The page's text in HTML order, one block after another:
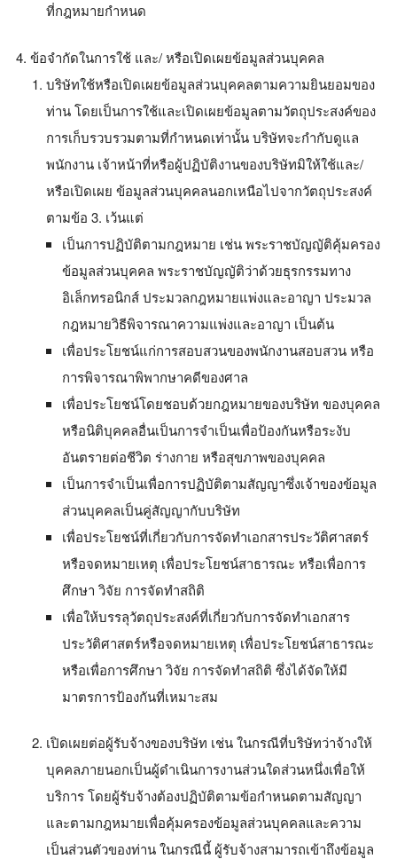
ที่กฎหมายกำหนด
ข้อจำกัดในการใช้ และ/ หรือเปิดเผยข้อมูลส่วนบุคคล
บริษัทใช้หรือเปิดเผยข้อมูลส่วนบุคคลตามความยินยอมของ
ท่าน โดยเป็นการใช้และเปิดเผยข้อมูลตามวัตถุประสงค์ของ
การเก็บรวบรวมตามที่กำหนดเท่านั้น บริษัทจะกำกับดูแล
พนักงาน เจ้าหน้าที่หรือผู้ปฏิบัติงานของบริษัทมิให้ใช้และ/
หรือเปิดเผย ข้อมูลส่วนบุคคลนอกเหนือไปจากวัตถุประสงค์
ตามข้อ 3. เว้นแต่
เป็นการปฏิบัติตามกฎหมาย เช่น พระราชบัญญัติคุ้มครอง
ข้อมูลส่วนบุคคล พระราชบัญญัติว่าด้วยธุรกรรมทาง
อิเล็กทรอนิกส์ ประมวลกฎหมายแพ่งและอาญา ประมวล
กฎหมายวิธีพิจารณาความแพ่งและอาญา เป็นต้น
เพื่อประโยชน์แก่การสอบสวนของพนักงานสอบสวน หรือ
การพิจารณาพิพากษาคดีของศาล
เพื่อประโยชน์โดยชอบด้วยกฎหมายของบริษัท ของบุคคล
หรือนิติบุคคลอื่นเป็นการจำเป็นเพื่อป้องกันหรือระงับ
อันตรายต่อชีวิต ร่างกาย หรือสุขภาพของบุคคล
เป็นการจำเป็นเพื่อการปฏิบัติตามสัญญาซึ่งเจ้าของข้อมูล
ส่วนบุคคลเป็นคู่สัญญากับบริษัท
เพื่อประโยชน์ที่เกี่ยวกับการจัดทำเอกสารประวัติศาสตร์
หรือจดหมายเหตุ เพื่อประโยชน์สาธารณะ หรือเพื่อการ
ศึกษา วิจัย การจัดทำสถิติ
เพื่อให้บรรลุวัตถุประสงค์ที่เกี่ยวกับการจัดทำเอกสาร
ประวัติศาสตร์หรือจดหมายเหตุ เพื่อประโยชน์สาธารณะ
หรือเพื่อการศึกษา วิจัย การจัดทำสถิติ ซึ่งได้จัดให้มี
มาตรการป้องกันที่เหมาะสม
เปิดเผยต่อผู้รับจ้างของบริษัท เช่น ในกรณีที่บริษัทว่าจ้างให้
บุคคลภายนอกเป็นผู้ดำเนินการงานส่วนใดส่วนหนึ่งเพื่อให้
บริการ โดยผู้รับจ้างต้องปฏิบัติตามข้อกำหนดตามสัญญา
และตามกฎหมายเพื่อคุ้มครองข้อมูลส่วนบุคคลและความ
เป็นส่วนตัวของท่าน ในกรณีนี้ ผู้รับจ้างสามารถเข้าถึงข้อมูล